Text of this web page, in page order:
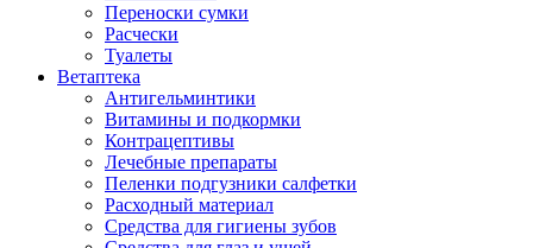
Переноски сумки
Расчески
Туалеты
Ветаптека
Антигельминтики
Витамины и подкормки
Контрацептивы
Лечебные препараты
Пеленки подгузники салфетки
Расходный материал
Средства для гигиены зубов